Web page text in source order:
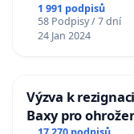
1 991 podpisů
58 Podpisy / 7 dní
24 Jan 2024
Výzva k
Baxy pro